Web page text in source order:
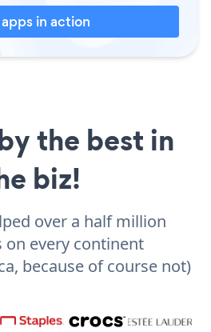
apps in action
the best in
biz!
over a half million
on every continent
because of course not)